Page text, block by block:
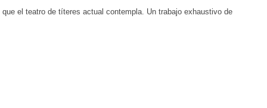
el teatro de títeres actual contempla. Un trabajo exhaustivo de